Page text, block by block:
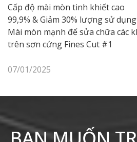
Cấp độ mài mòn tinh khiết cao
99,9% & Giảm 30% lượng sử
Mài mòn mạnh để sửa chữa các
trên sơn cứng Fines Cut #1
07/01/2025